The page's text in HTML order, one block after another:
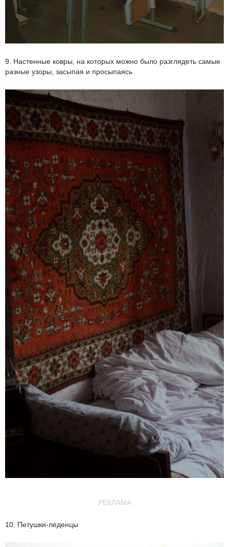
9. Настенные ковры, на которых можно было разглядеть самые
разные узоры, засыпая и просыпаясь
РЕКЛАМА
10. Петушки-леденцы